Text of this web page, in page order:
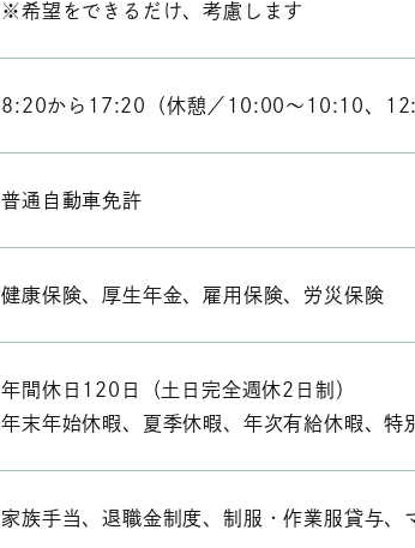
※希望をできるだけ、考慮します
8:20から17:20（休憩／10:00～10:10、
普通自動車免許
健康保険、厚生年金、雇用保険、労災保険
年間休日120日（土日完全週休2日制）
年末年始休暇、夏季休暇、年次有給休暇、特
家族手当、退職金制度、制服・作業服貸与、